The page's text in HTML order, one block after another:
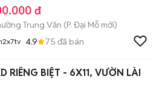
đ
Trung Văn (P. Đại Mỗ mới)
4.9 75 đã bán
RIÊNG BIỆT - 6X11, VƯỜN LÀI